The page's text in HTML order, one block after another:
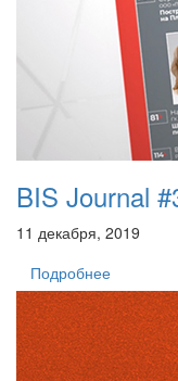
BIS Journal
11 декабря, 2019
Подробнее